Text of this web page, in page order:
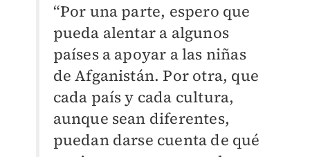
“Por una parte, espero que
pueda alentar a algunos
países a apoyar a las niñas
de Afganistán. Por otra, que
cada país y cada cultura,
aunque sean diferentes,
puedan darse cuenta de qué